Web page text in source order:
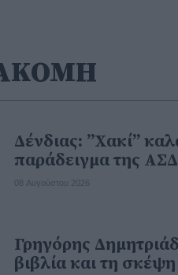
Δένδιας: ”Χακί”
παράδειγμα της
08 Αυγούστου 2026
Γρηγόρης
βιβλία και τη σκέψη